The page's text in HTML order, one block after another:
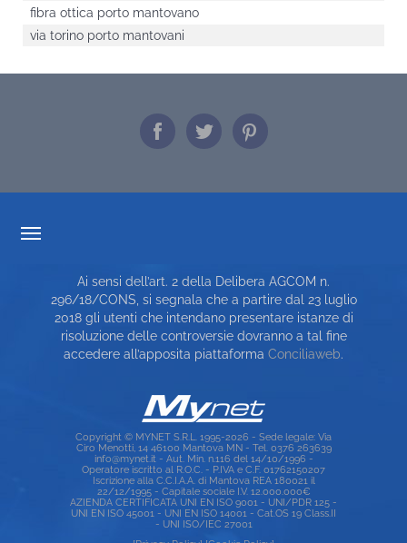
fibra ottica porto mantovano
via torino porto mantovani
CARTA DEI SERVIZI
TOP RICERCHE
SITE MAP
Ai sensi dell’art. 2 della Delibera AGCOM n.
296/18/CONS, si segnala che a partire dal 23 luglio
2018 gli utenti che intendano presentare istanze di
risoluzione delle controversie dovranno a tal fine
accedere all’apposita piattaforma Conciliaweb.
Copyright © MYNET S.R.L. 1995-2026 - Sede legale: Via
Ciro Menotti, 14 46100 Mantova MN - Tel. 0376 263639
info@mynet.it - Aut. Min. n.116 del 14/10/1996 -
Operatore iscritto al R.O.C. - P.IVA e C.F. 01762150207
Iscrizione alla C.C.I.A.A. di Mantova REA 180021 il
22/12/1995 - Capitale sociale I.V. 12.000.000€
AZIENDA CERTIFICATA UNI EN ISO 9001 - UNI/PDR 125 -
UNI EN ISO 45001 - UNI EN ISO 14001 - Cat.OS 19 Class.II
- UNI ISO/IEC 27001